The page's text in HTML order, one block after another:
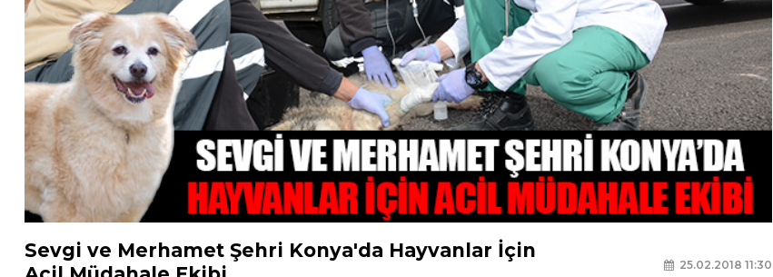
Sevgi ve Merhamet Şehri Konya'da Hayvanlar İçin
25.02.2018 11:30